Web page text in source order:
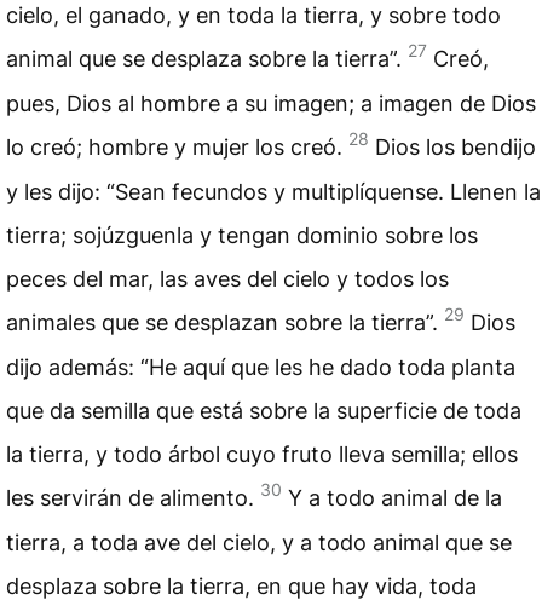
cielo, el ganado, y en toda la tierra, y sobre todo
animal que se desplaza sobre la tierra”. 27 Creó,
pues, Dios al hombre a su imagen; a imagen de Dios
lo creó; hombre y mujer los creó. 28 Dios los bendijo
y les dijo: “Sean fecundos y multiplíquense. Llenen la
tierra; sojúzguenla y tengan dominio sobre los
peces del mar, las aves del cielo y todos los
animales que se desplazan sobre la tierra”. 29 Dios
dijo además: “He aquí que les he dado toda planta
que da semilla que está sobre la superficie de toda
la tierra, y todo árbol cuyo fruto lleva semilla; ellos
les servirán de alimento. 30 Y a todo animal de la
tierra, a toda ave del cielo, y a todo animal que se
desplaza sobre la tierra, en que hay vida, toda